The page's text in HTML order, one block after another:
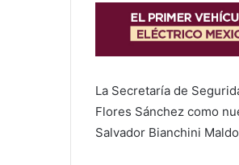
La Secretaría de
Flores Sánchez como
Salvador Bianchini